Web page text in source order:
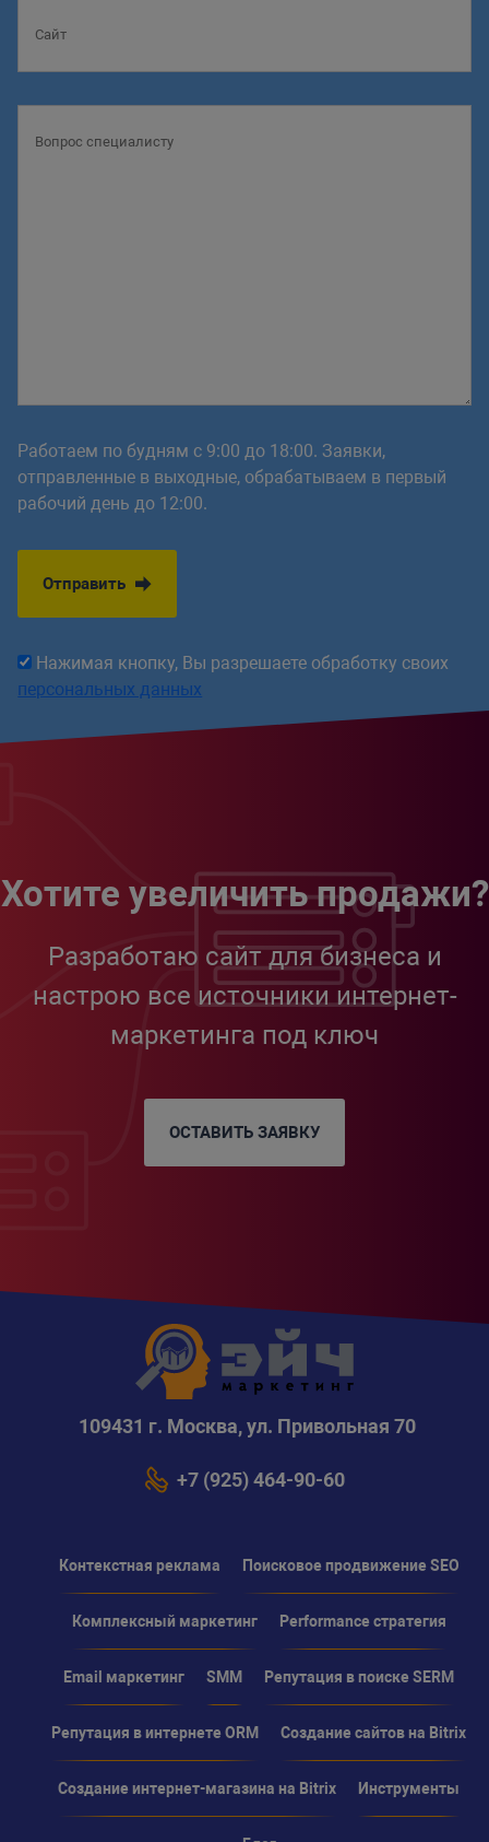
Работаем по будням с 9:00 до 18:00. Заявки,
отправленные в выходные, обрабатываем в первый
рабочий день до 12:00.
Отправить
Нажимая кнопку, Вы разрешаете обработку своих
персональных данных
Хотите увеличить продажи?
Разработаю сайт для бизнеса и
настрою все источники интернет-
маркетинга под ключ
ОСТАВИТЬ ЗАЯВКУ
109431 г. Москва, ул. Привольная 70
+7 (925) 464-90-60
Контекстная реклама Поисковое продвижение SEO
Комплексный маркетинг Performance стратегия
Email маркетинг SMM Репутация в поиске SERM
Репутация в интернете ORM Создание сайтов на Bitrix
Создание интернет-магазина на Bitrix Инструменты